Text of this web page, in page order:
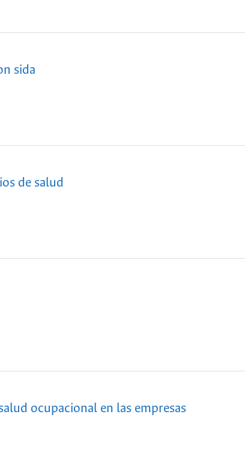
sida
de salud
ocupacional en las empresas